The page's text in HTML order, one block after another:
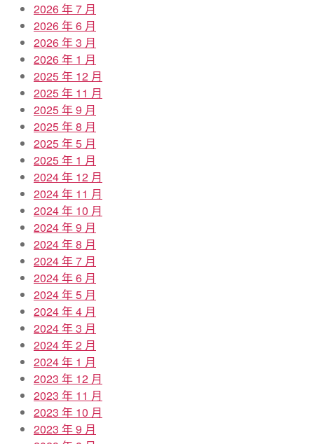
2026 年 7 月
2026 年 6 月
2026 年 3 月
2026 年 1 月
2025 年 12 月
2025 年 11 月
2025 年 9 月
2025 年 8 月
2025 年 5 月
2025 年 1 月
2024 年 12 月
2024 年 11 月
2024 年 10 月
2024 年 9 月
2024 年 8 月
2024 年 7 月
2024 年 6 月
2024 年 5 月
2024 年 4 月
2024 年 3 月
2024 年 2 月
2024 年 1 月
2023 年 12 月
2023 年 11 月
2023 年 10 月
2023 年 9 月